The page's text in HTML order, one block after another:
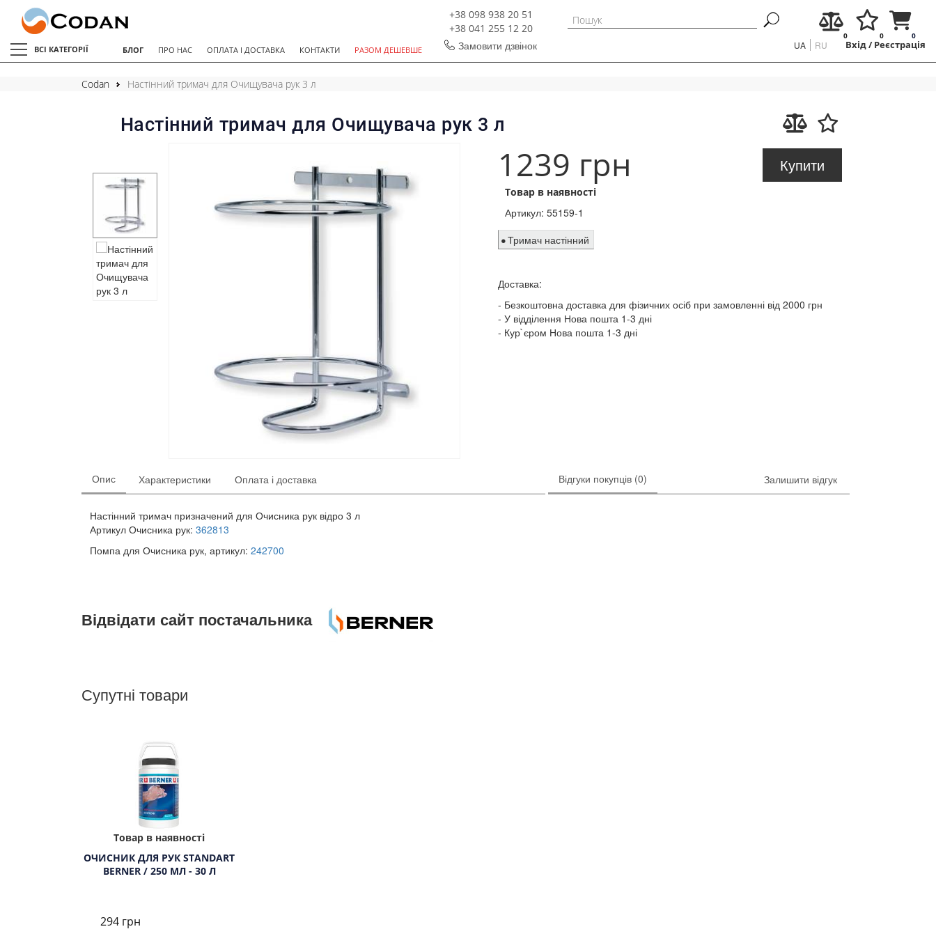
ВСІ КАТЕГОРІЇ БЛОГ ПРО НАС ОПЛАТА І ДОСТАВКА КОНТАКТИ РАЗОМ ДЕШЕВШЕ
+38 098 938 20 51
+38 041 255 12 20
Замовити дзвінок
0
0
0
Вхід/Реєстрація
UA RU
Codan Настінний тримач для Очищувача рук 3 л
Настінний тримач для Очищувача рук 3 л
1239 грн Купити
Товар в наявності
Артикул: 55159-1
Тримач настінний
Доставка:
Безкоштовна доставка для фізичних осіб при замовленні від 2000 грн
У відділення Нова пошта 1-3 дні
Кур`єром Нова пошта 1-3 дні
Опис Характеристики Оплата і доставка
Настінний тримач призначений для Очисника рук відро 3 л
Артикул Очисника рук: 362813
Помпа для Очисника рук, артикул: 242700
Відгуки покупців (0) Залишити відгук
Відвідати сайт постачальника
Супутні товари
Товар в наявності
ОЧИСНИК ДЛЯ РУК STANDART
BERNER / 250 МЛ - 30 Л
294 грн